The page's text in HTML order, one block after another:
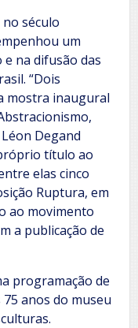
século
um
na difusão das
“Dois
mostra inaugural
Degand
título ao
elas cinco
Ruptura, em
ao movimento
a publicação de
programação de
anos do museu